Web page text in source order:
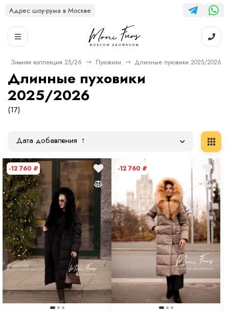
Адрес шоу-рума в Москве
Зимняя коллекция 25/26 Пуховики Длинные пуховики 2025/2026
Длинные пуховики
2025/2026
(17)
Дата добавления
-12 760 ₽ -12 760 ₽